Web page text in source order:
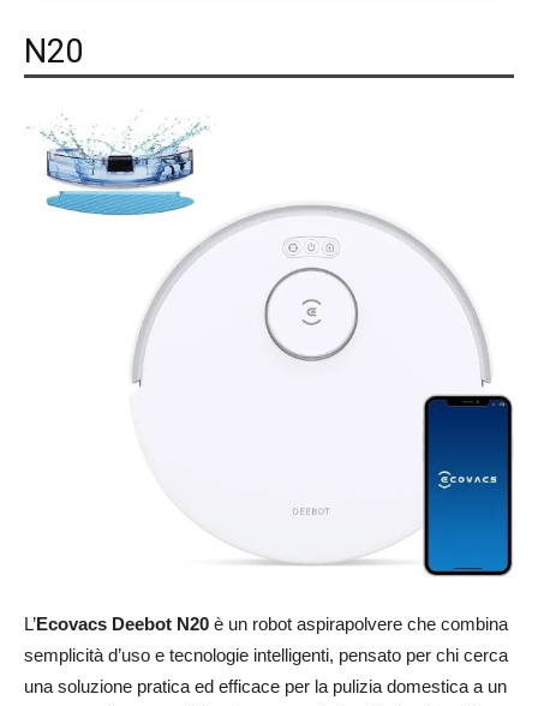
N20
L’Ecovacs Deebot N20 è un robot aspirapolvere che combina
semplicità d’uso e tecnologie intelligenti, pensato per chi cerca
una soluzione pratica ed efficace per la pulizia domestica a un